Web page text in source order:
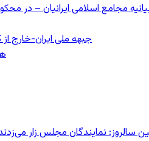
مجامع اسلامی ایرانیان – در
جبهه ملی ایران-خارج
مجلس زار می‌زدند/ تهران در آتش؛ ۳۰ تیر ۱۳۳۱